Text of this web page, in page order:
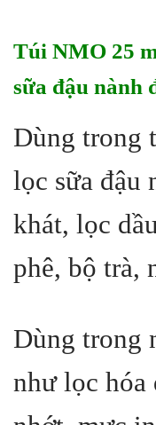
Túi NMO 25
sữa đậu nành
Dùng trong
lọc sữa đậu
khát, lọc
phê, bộ trà,
Dùng trong
như lọc hóa